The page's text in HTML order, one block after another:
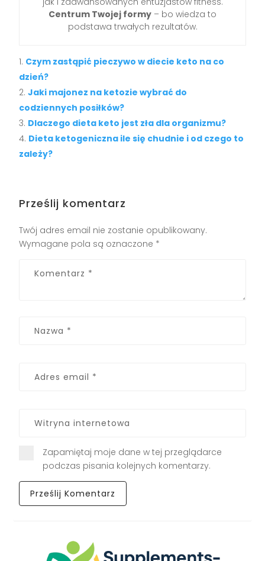
Centrum Twojej formy – bo wiedza to
podstawa trwałych rezultatów.
Czym zastąpić pieczywo w diecie keto na co
dzień?
Jaki majonez na ketozie wybrać do
codziennych posiłków?
Dlaczego dieta keto jest zła dla organizmu?
Dieta ketogeniczna ile się chudnie i od czego to
zależy?
Prześlij komentarz
Twój adres email nie zostanie opublikowany.
Wymagane pola są oznaczone *
Zapamiętaj moje dane w tej przeglądarce
podczas pisania kolejnych komentarzy.